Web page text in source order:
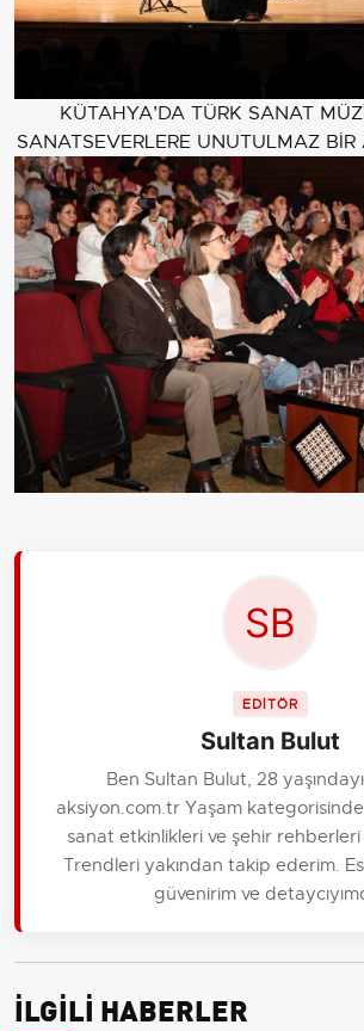
KÜTAHYA’DA TÜRK SANAT
SANATSEVERLERE UNUTULMAZ
EDİTÖR
Sultan Bulut
Ben Sultan Bulut, 28
aksiyon.com.tr Yaşam
sanat etkinlikleri ve şehir rehberleri
Trendleri yakından takip ederim.
güvenirim ve
İLGİLİ HABERLER